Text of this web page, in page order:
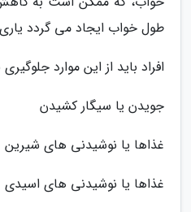
طول خواب ایجاد می گردد
افراد باید از این موارد جلوگیری
جویدن یا سیگار کشیدن
غذاها یا نوشیدنی های شیرین
غذاها یا نوشیدنی های اسیدی